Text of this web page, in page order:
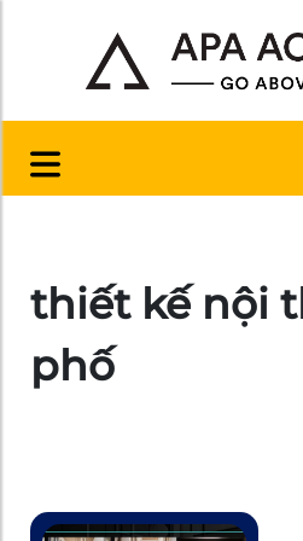
thiết kế nội
phố